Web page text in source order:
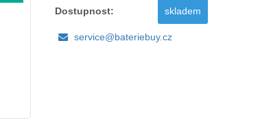
Dostupnost: skladem
service@bateriebuy.cz